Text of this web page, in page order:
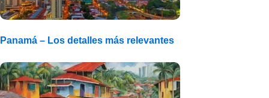
Panamá – Los detalles más relevantes